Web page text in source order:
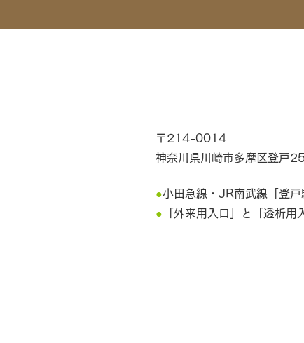
〒214-0014
神奈川県川崎市多摩区登
●小田急線・JR南武線「登
● 「外来用入口」と「透析用